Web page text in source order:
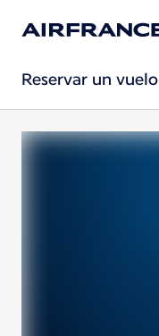
Reservar un vuelo